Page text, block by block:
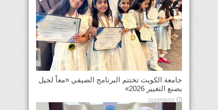
جامعة الكويت تختتم البرنامج الصيفي «معاً لجيل
يصنع التغيير 2026»
2026/08/03